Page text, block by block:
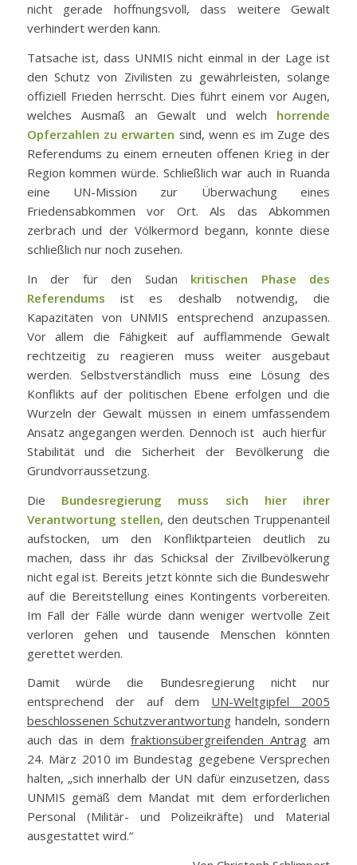
nicht gerade hoffnungsvoll, dass weitere Gewalt
verhindert werden kann.
Tatsache ist, dass UNMIS nicht einmal in der Lage ist
den Schutz von Zivilisten zu gewährleisten, solange
offiziell Frieden herrscht. Dies führt einem vor Augen,
welches Ausmaß an Gewalt und welch horrende
Opferzahlen zu erwarten sind, wenn es im Zuge des
Referendums zu einem erneuten offenen Krieg in der
Region kommen würde. Schließlich war auch in Ruanda
eine UN-Mission zur Überwachung eines
Friedensabkommen vor Ort. Als das Abkommen
zerbrach und der Völkermord begann, konnte diese
schließlich nur noch zusehen.
In der für den Sudan kritischen Phase des
Referendums ist es deshalb notwendig, die
Kapazitäten von UNMIS entsprechend anzupassen.
Vor allem die Fähigkeit auf aufflammende Gewalt
rechtzeitig zu reagieren muss weiter ausgebaut
werden. Selbstverständlich muss eine Lösung des
Konflikts auf der politischen Ebene erfolgen und die
Wurzeln der Gewalt müssen in einem umfassendem
Ansatz angegangen werden. Dennoch ist auch hierfür
Stabilität und die Sicherheit der Bevölkerung die
Grundvorraussetzung.
Die Bundesregierung muss sich hier ihrer
Verantwortung stellen, den deutschen Truppenanteil
aufstocken, um den Konfliktparteien deutlich zu
machen, dass ihr das Schicksal der Zivilbevölkerung
nicht egal ist. Bereits jetzt könnte sich die Bundeswehr
auf die Bereitstellung eines Kontingents vorbereiten.
Im Fall der Fälle würde dann weniger wertvolle Zeit
verloren gehen und tausende Menschen könnten
gerettet werden.
Damit würde die Bundesregierung nicht nur
entsprechend der auf dem UN-Weltgipfel 2005
beschlossenen Schutzverantwortunghandeln, sondern
auch das in demfraktionsübergreifenden Antrag am
24. März 2010 im Bundestag gegebene Versprechen
halten, „sich innerhalb der UN dafür einzusetzen, dass
UNMIS gemäß dem Mandat mit dem erforderlichen
Personal (Militär- und Polizeikräfte) und Material
ausgestattet wird.“